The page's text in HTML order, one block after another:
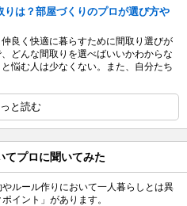
は？部屋づくりのプロが選び方や
良く快適に暮らすために間取り選びが
どんな間取りを選べばいいかわからな
悩む人は少なくない。また、自分たち
と読む
てプロに聞いてみた
ルール作りにおいて一人暮らしとは異
イント」があります。